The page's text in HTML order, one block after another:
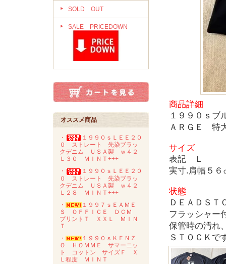
SOLD OUT
SALE PRICEDOWN
オススメ商品
・
１９９０ｓＬＥＥ２０
０ ストレート 先染ブラッ
クデニム ＵＳＡ製 ｗ４２
Ｌ３０ ＭＩＮＴ+++
・
１９９０ｓＬＥＥ２０
０ ストレート 先染ブラッ
クデニム ＵＳＡ製 ｗ４２
Ｌ２８ ＭＩＮＴ+++
・
１９９７ｓＥＡＭＥ
Ｓ ＯＦＦＩＣＥ ＤＣＭ
プリントＴ ＸＸＬ ＭＩＮ
Ｔ
・
１９９０ｓＫＥＮＺ
Ｏ ＨＯＭＭＥ サマーニッ
ト コットン サイズＦ Ｘ
Ｌ程度 ＭＩＮＴ
商品詳細
１９９０ｓ
ＡＲＧＥ 特
サイズ
表記 Ｌ
実寸.肩幅５６
状態
ＤＥＡＤＳＴ
フラッシャー
保管時の汚れ
ＳＴＯＣＫで